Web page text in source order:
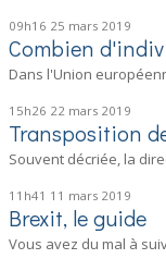
09h16 25 mars 2019
Combien
Dans l'Union
15h26 22 mars 2019
Transposition
Souvent décriée, la
11h41 11 mars 2019
Brexit, le guide
Vous avez du mal à